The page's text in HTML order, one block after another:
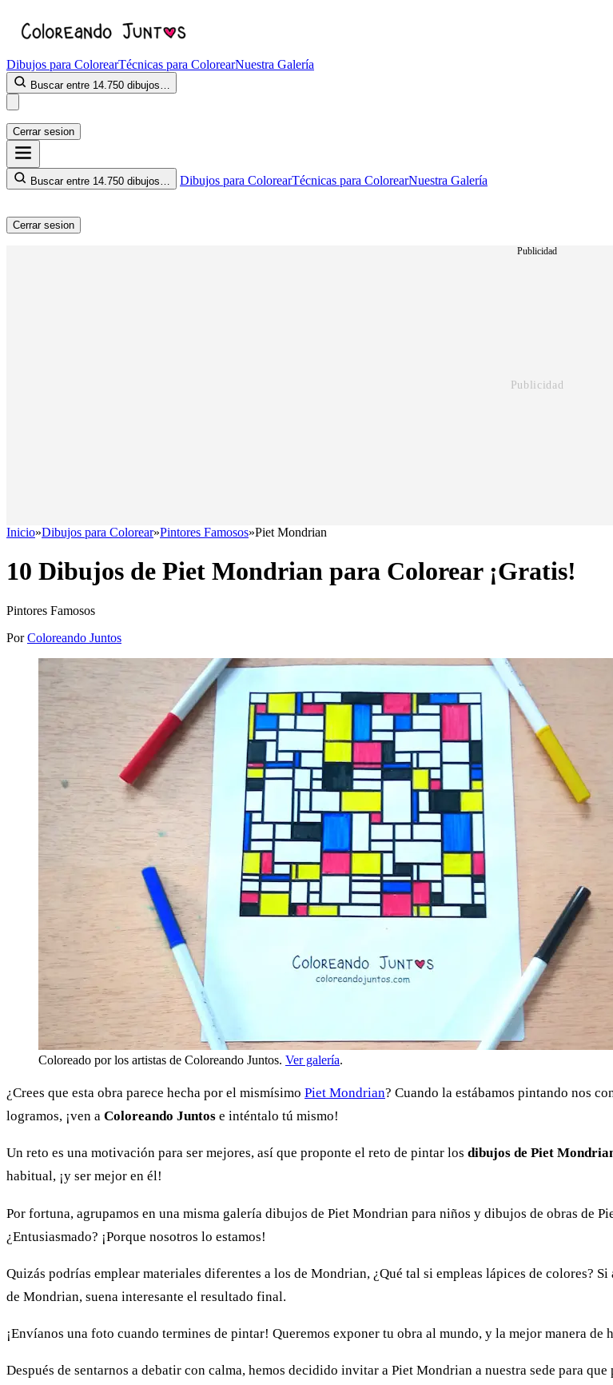
Dibujos para ColorearTécnicas para ColorearNuestra Galería
Buscar entre 14.750 dibujos…
Cerrar sesion
Buscar entre 14.750 dibujos… Dibujos para ColorearTécnicas para ColorearNuestra Galería
Cerrar sesion
Publicidad
Inicio»Dibujos para Colorear»Pintores Famosos»Piet Mondrian
10 Dibujos de Piet Mondrian para Colorear ¡Gratis!
Pintores Famosos
PorColoreando Juntos
Coloreado por los artistas de Coloreando Juntos. Ver galería.
¿Crees que esta obra parece hecha por el mismísimo Piet Mondrian? Cuando la estábamos pintando nos
logramos, ¡ven a Coloreando Juntos e inténtalo tú mismo!
Un reto es una motivación para ser mejores, así que proponte el reto de pintar los dibujos de Piet
habitual, ¡y ser mejor en él!
Por fortuna, agrupamos en una misma galería dibujos de Piet Mondrian para niños y dibujos de obras de
¿Entusiasmado? ¡Porque nosotros lo estamos!
Quizás podrías emplear materiales diferentes a los de Mondrian, ¿Qué tal si empleas lápices de colores?
de Mondrian, suena interesante el resultado final.
¡Envíanos una foto cuando termines de pintar! Queremos exponer tu obra al mundo, y la mejor manera de
Después de sentarnos a debatir con calma, hemos decidido invitar a Piet Mondrian a nuestra sede para